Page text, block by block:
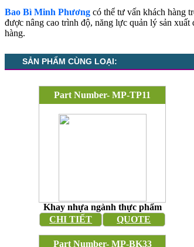
Bao Bì Minh Phương có thể tư vấn khách hàng
được nâng cao trình độ, năng lực quản lý sản
hàng.
SẢN PHẨM CÙNG LOẠI:
Part Number- MP-TP11
Khay nhựa ngành thực phẩm
CHI TIẾT
QUOTE
Part Number- MP-BK33